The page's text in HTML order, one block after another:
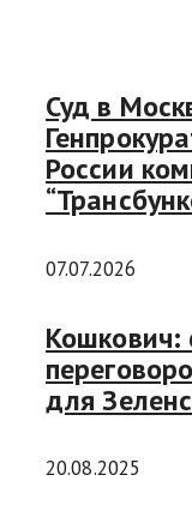
Суд в
России
07.07.2026
Кошкович:
для
20.08.2025